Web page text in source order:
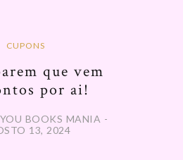
CUPONS
que vem
por ai!
BOOKS MANIA -
13, 2024